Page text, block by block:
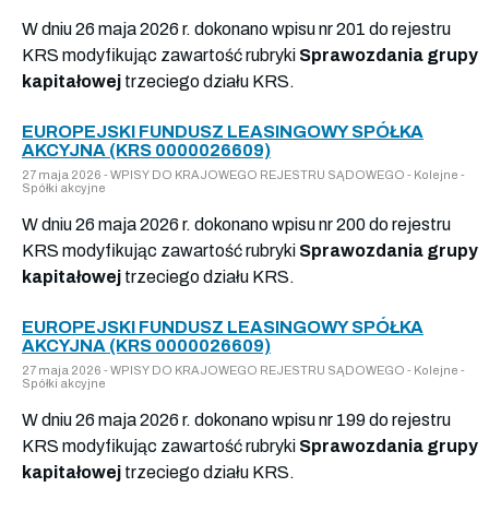
W dniu 26 maja 2026 r. dokonano wpisu nr 201 do rejestru
KRS modyfikując zawartość rubryki Sprawozdania grupy
kapitałowej trzeciego działu KRS.
EUROPEJSKI FUNDUSZ LEASINGOWY SPÓŁKA
AKCYJNA (KRS 0000026609)
27 maja 2026 - WPISY DO KRAJOWEGO REJESTRU SĄDOWEGO - Kolejne -
Spółki akcyjne
W dniu 26 maja 2026 r. dokonano wpisu nr 200 do rejestru
KRS modyfikując zawartość rubryki Sprawozdania grupy
kapitałowej trzeciego działu KRS.
EUROPEJSKI FUNDUSZ LEASINGOWY SPÓŁKA
AKCYJNA (KRS 0000026609)
27 maja 2026 - WPISY DO KRAJOWEGO REJESTRU SĄDOWEGO - Kolejne -
Spółki akcyjne
W dniu 26 maja 2026 r. dokonano wpisu nr 199 do rejestru
KRS modyfikując zawartość rubryki Sprawozdania grupy
kapitałowej trzeciego działu KRS.